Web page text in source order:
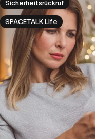
Sicherheitsrückruf
SPACETALK Life